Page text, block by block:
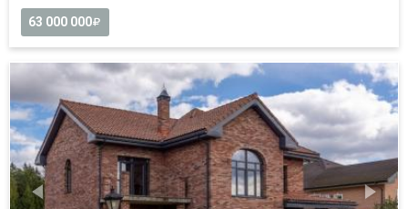
63 000 000